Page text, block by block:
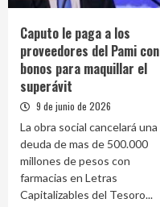
Caputo le paga a los
proveedores del Pami con
bonos para maquillar el
superávit
9 de junio de 2026
La obra social cancelará una
deuda de mas de 500.000
millones de pesos con
farmacias en Letras
Capitalizables del Tesoro...